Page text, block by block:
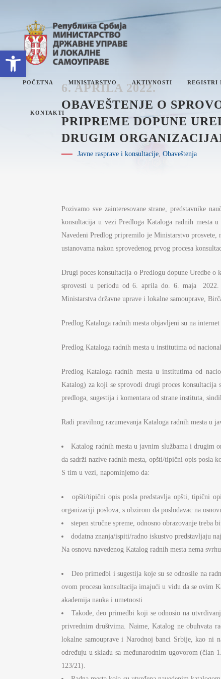
Open toolbar
POČETNA MINISTARSTVO
O MINISTARSTVU
SEKTORI
AKTIVNOSTI REGISTRI
KONTAKTI
6. APRILA 2022.
OBAVEŠTENJE O
PRIPREME DOPUNE
DRUGIM
Javne rasprave i konsultacije, Obaveštenja
Pozivamo sve zainteresovane strane, predstavnike
konsultacija u vezi Predloga Kataloga radnih mesta
Navedeni Predlog pripremilo je Ministarstvo prosvete,
ustanovama nakon sprovedenog prvog procesa
Drugi poces konsultacija o Predlogu dopune Uredbe
sprovesti u periodu od 6. aprila do. 6. maja 2022.
Ministarstva državne uprave i lokalne samouprave,
Predlog Kataloga radnih mesta objavljeni su na
Predlog Kataloga radnih mesta u institutima od
Predlog Kataloga radnih mesta u institutima od
Katalog) za koji se sprovodi drugi proces konsultacija
predloga, sugestija i komentara od strane instituta,
Radi pravilnog razumevanja Kataloga radnih mesta u
Katalog radnih mesta u javnim službama i drugim
da sadrži nazive radnih mesta, opšti/tipični opis posla
S tim u vezi, napominjemo da:
opšti/tipični opis posla predstavlja opšti, tipični
organizaciji poslova, s obzirom da poslodavac na
stepen stručne spreme, odnosno obrazovanje
dodatna znanja/ispiti/radno iskustvo predstavljaju
Na osnovu navedenog Katalog radnih mesta nema
Deo primedbi i sugestija koje su se odnosile na
ovom procesu konsultacija imajući u vidu da se ovim
akademija nauka i umetnosti
Takođe, deo primedbi koji se odnosio na
privrednim društvima. Naime, Katalog ne obuhvata
lokalne samouprave i Narodnoj banci Srbije, kao ni
određuju u skladu sa međunarodnim ugovorom (član
123/21).